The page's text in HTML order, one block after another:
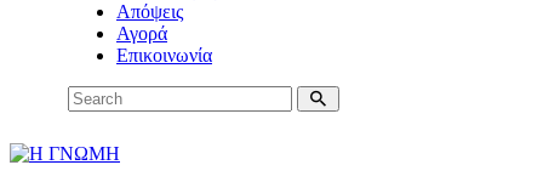
Απόψεις
Αγορά
Επικοινωνία